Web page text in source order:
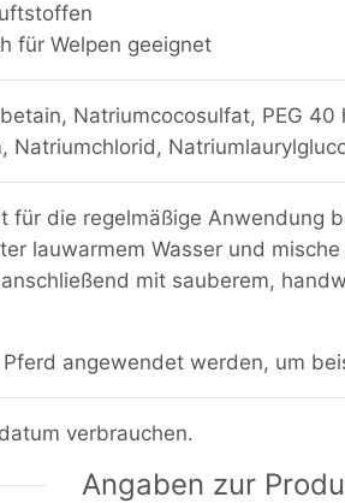
für Welpen geeignet
Natriumcocosulfat, PEG
für die regelmäßige
lauwarmem Wasser und
mit sauberem,
angewendet werden, um
verbrauchen.
Angaben zur